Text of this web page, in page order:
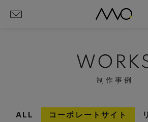
制作事例
ALL コーポレートサイト